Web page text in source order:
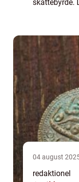
skattebyrde.
med...
04 august
redaktionel